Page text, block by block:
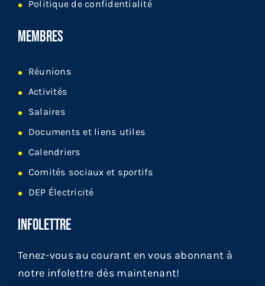
Politique de confidentialité
MEMBRES
Réunions
Activités
Salaires
Documents et liens utiles
Calendriers
Comités sociaux et sportifs
DEP Électricité
INFOLETTRE
Tenez-vous au courant en vous abonnant à
notre infolettre dès maintenant!